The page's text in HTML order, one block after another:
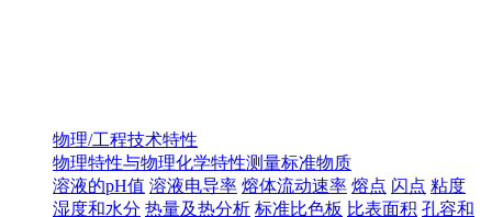
物理/工程技术特性
物理特性与物理化学特性测量标准物质
溶液的pH值 溶液电导率 熔体流动速率 熔点 闪点 粘度
湿度和水分 热量及热分析 标准比色板 比表面积 孔容和